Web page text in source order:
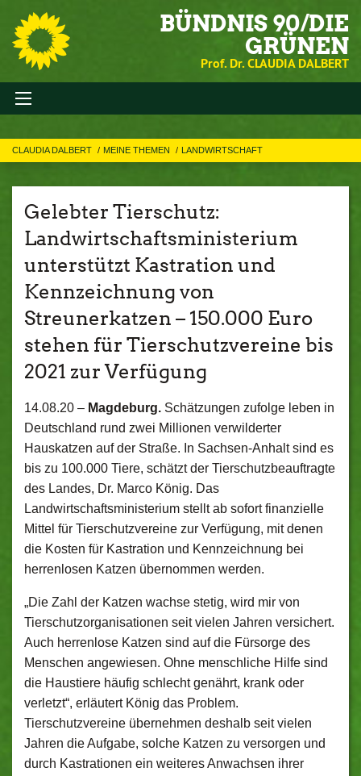
BÜNDNIS 90/DIE
GRÜNEN
Prof. Dr. CLAUDIA DALBERT
CLAUDIA DALBERT MEINE THEMEN LANDWIRTSCHAFT
Gelebter Tierschutz:
Landwirtschaftsministerium
unterstützt Kastration und
Kennzeichnung von
Streunerkatzen – 150.000 Euro
stehen für Tierschutzvereine bis
2021 zur Verfügung
14.08.20 – Magdeburg. Schätzungen zufolge leben in
Deutschland rund zwei Millionen verwilderter
Hauskatzen auf der Straße. In Sachsen-Anhalt sind es
bis zu 100.000 Tiere, schätzt der Tierschutzbeauftragte
des Landes, Dr. Marco König. Das
Landwirtschaftsministerium stellt ab sofort finanzielle
Mittel für Tierschutzvereine zur Verfügung, mit denen
die Kosten für Kastration und Kennzeichnung bei
herrenlosen Katzen übernommen werden.
„Die Zahl der Katzen wachse stetig, wird mir von
Tierschutzorganisationen seit vielen Jahren versichert.
Auch herrenlose Katzen sind auf die Fürsorge des
Menschen angewiesen. Ohne menschliche Hilfe sind
die Haustiere häufig schlecht genährt, krank oder
verletzt“, erläutert König das Problem.
Tierschutzvereine übernehmen deshalb seit vielen
Jahren die Aufgabe, solche Katzen zu versorgen und
durch Kastrationen ein weiteres Anwachsen ihrer